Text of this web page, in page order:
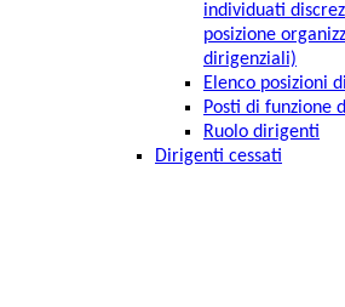
individuati
posizione
dirigenziali)
Elenco posizioni
Posti di funzione
Ruolo dirigenti
Dirigenti cessati